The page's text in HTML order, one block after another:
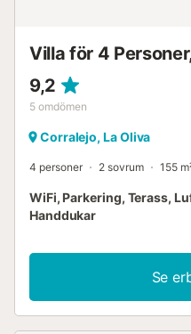
Villa för 4
9,2
5 omdömen
Corralejo, La Oliva
4 personer 2 sovrum 155
WiFi, Parkering, Terass,
Handdukar
Se